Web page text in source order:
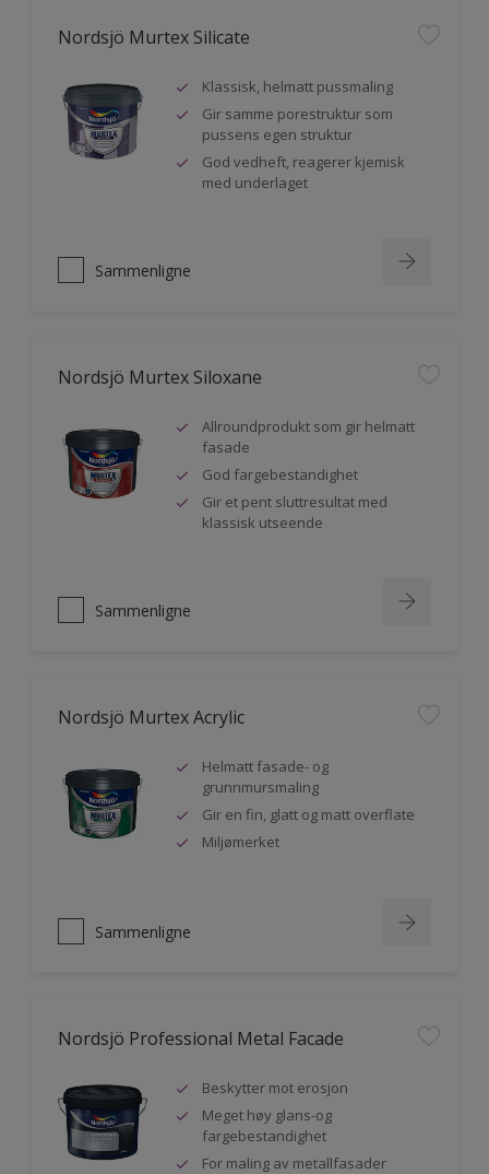
Nordsjö Murtex Silicate
Klassisk, helmatt pussmaling
Gir samme porestruktur som
pussens egen struktur
God vedheft, reagerer kjemisk
med underlaget
Sammenligne
Nordsjö Murtex Siloxane
Allroundprodukt som gir helmatt
fasade
God fargebestandighet
Gir et pent sluttresultat med
klassisk utseende
Sammenligne
Nordsjö Murtex Acrylic
Helmatt fasade- og
grunnmursmaling
Gir en fin, glatt og matt overflate
Miljømerket
Sammenligne
Nordsjö Professional Metal Facade
Beskytter mot erosjon
Meget høy glans-og
fargebestandighet
For maling av metallfasader